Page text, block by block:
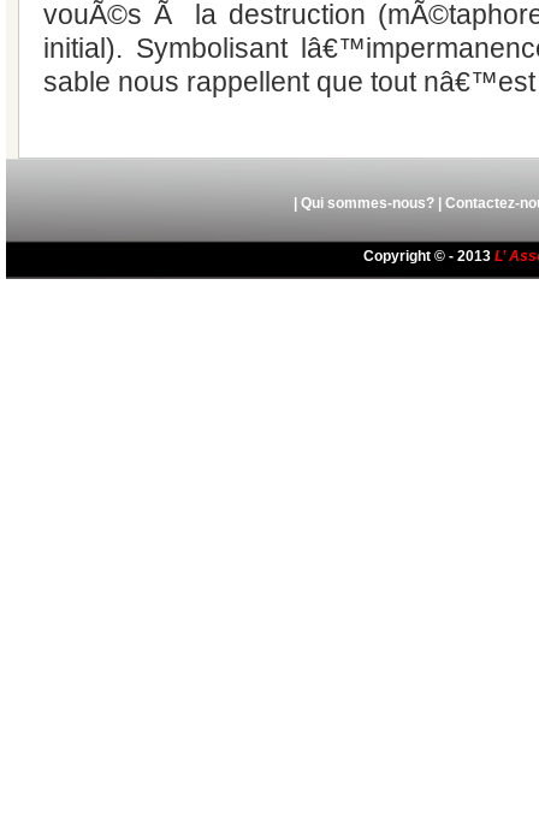
vouÃ©s Ã la destruction
initial). Symbolisant
sable nous rappellent que tout
Qui sommes-nous?| Contactez-
Copyright © - 2013 L’